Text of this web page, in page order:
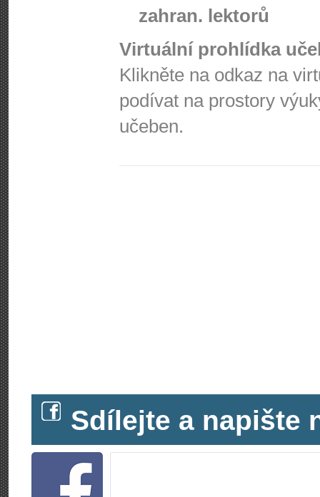
zahran. lektorů
Virtuální prohlídka
Klikněte na odkaz na
podívat na prostory
učeben.
Sdílejte a napište